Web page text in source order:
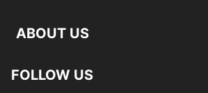
ABOUT US
FOLLOW US